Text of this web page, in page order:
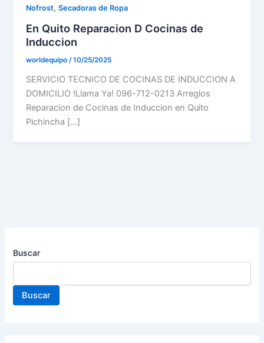
Buscar
Buscar
Nofrost,Secadoras de Ropa
En Quito Reparacion D Cocinas de
Induccion
worldequipo/10/25/2025
SERVICIO TECNICO DE COCINAS DE INDUCCION A
DOMICILIO !Llama Ya! 096-712-0213 Arreglos
Reparacion de Cocinas de Induccion en Quito
Pichincha […]